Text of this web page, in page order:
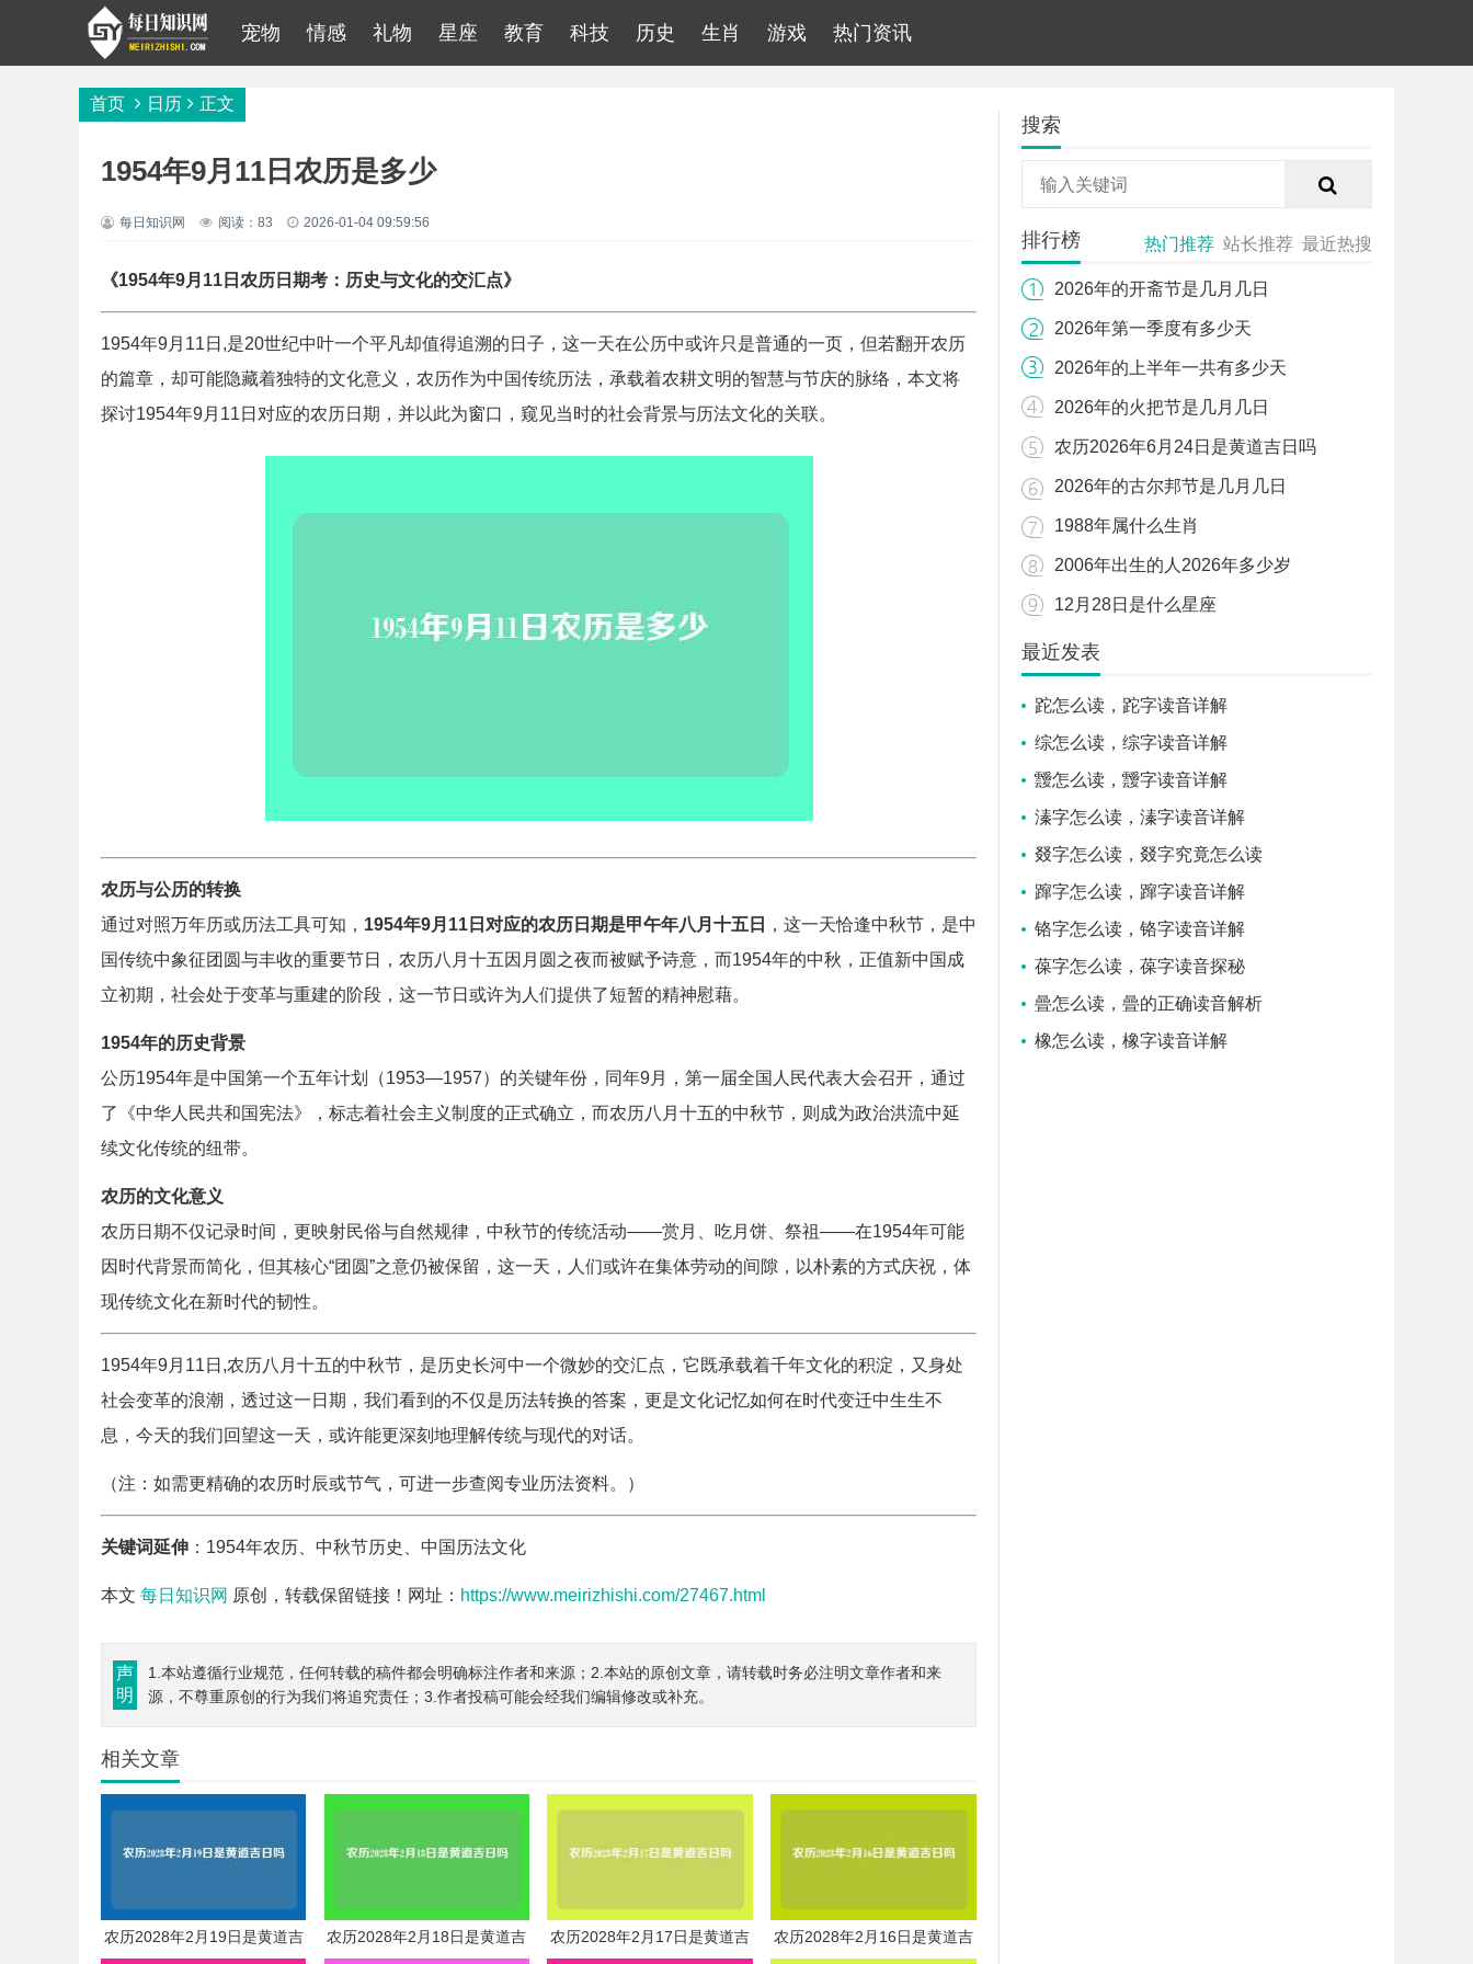
宠物 情感 礼物 星座 教育 科技 历史 生肖 游戏 热门资讯
首页 日历 正文
1954年9月11日农历是多少
每日知识网 阅读：83 2026-01-04 09:59:56
《1954年9月11日农历日期考：历史与文化的交汇点》
1954年9月11日,是20世纪中叶一个平凡却值得追溯的日子，这一天在公历中或许只是普通的一页，但若翻开农历
的篇章，却可能隐藏着独特的文化意义，农历作为中国传统历法，承载着农耕文明的智慧与节庆的脉络，本文将
探讨1954年9月11日对应的农历日期，并以此为窗口，窥见当时的社会背景与历法文化的关联。
农历与公历的转换
通过对照万年历或历法工具可知， 1954年9月11日对应的农历日期是甲午年八月十五日
，这一天恰逢中秋节，是中
国传统中象征团圆与丰收的重要节日，农历八月十五因月圆之夜而被赋予诗意，而1954年的中秋，正值新中国成
立初期，社会处于变革与重建的阶段，这一节日或许为人们提供了短暂的精神慰藉。
1954年的历史背景
公历1954年是中国第一个五年计划（1953—1957）的关键年份，同年9月，第一届全国人民代表大会召开，通过
了《中华人民共和国宪法》，标志着社会主义制度的正式确立，而农历八月十五的中秋节，则成为政治洪流中延
续文化传统的纽带。
农历的文化意义
农历日期不仅记录时间，更映射民俗与自然规律，中秋节的传统活动——赏月、吃月饼、祭祖——在1954年可能
因时代背景而简化，但其核心“团圆”之意仍被保留，这一天，人们或许在集体劳动的间隙，以朴素的方式庆祝，体
现传统文化在新时代的韧性。
1954年9月11日,农历八月十五的中秋节，是历史长河中一个微妙的交汇点，它既承载着千年文化的积淀，又身处
社会变革的浪潮，透过这一日期，我们看到的不仅是历法转换的答案，更是文化记忆如何在时代变迁中生生不
息，今天的我们回望这一天，或许能更深刻地理解传统与现代的对话。
（注：如需更精确的农历时辰或节气，可进一步查阅专业历法资料。）
关键词延伸 ：1954年农历、中秋节历史、中国历法文化
本文 每日知识网 原创，转载保留链接！网址： https://www.meirizhishi.com/27467.html
声
明
1.本站遵循行业规范，任何转载的稿件都会明确标注作者和来源；2.本站的原创文章，请转载时务必注明文章作者和来
源，不尊重原创的行为我们将追究责任；3.作者投稿可能会经我们编辑修改或补充。
相关文章
农历2028年2月19日是黄道吉
日吗
农历2028年2月18日是黄道吉
日吗
农历2028年2月17日是黄道吉
日吗
农历2028年2月16日是黄道吉
日吗
搜索
排行榜 热门推荐 站长推荐 最近热搜
2026年的开斋节是几月几日
2026年第一季度有多少天
2026年的上半年一共有多少天
2026年的火把节是几月几日
农历2026年6月24日是黄道吉日吗
2026年的古尔邦节是几月几日
1988年属什么生肖
2006年出生的人2026年多少岁
12月28日是什么星座
最近发表
跎怎么读，跎字读音详解
综怎么读，综字读音详解
靉怎么读，靉字读音详解
溱字怎么读，溱字读音详解
叕字怎么读，叕字究竟怎么读
蹿字怎么读，蹿字读音详解
铬字怎么读，铬字读音详解
葆字怎么读，葆字读音探秘
曡怎么读，曡的正确读音解析
橡怎么读，橡字读音详解